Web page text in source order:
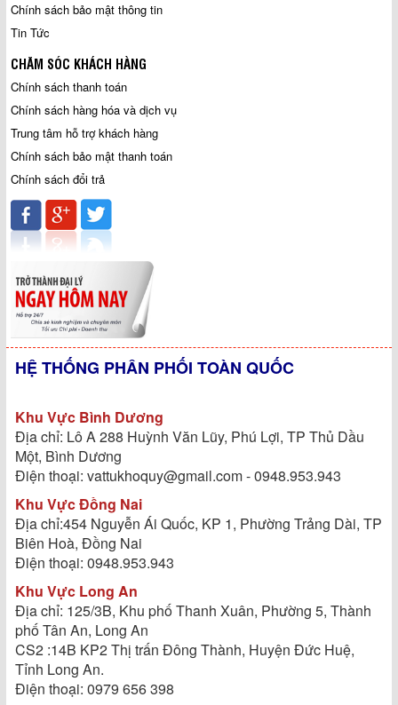
Chính sách bảo mật thông tin
Tin Tức
CHĂM SÓC KHÁCH HÀNG
Chính sách thanh toán
Chính sách hàng hóa và dịch vụ
Trung tâm hỗ trợ khách hàng
Chính sách bảo mật thanh toán
Chính sách đổi trả
HỆ THỐNG PHÂN PHỐI TOÀN QUỐC
Khu Vực Bình Dương
Địa chỉ: Lô A 288 Huỳnh Văn Lũy, Phú Lợi, TP Thủ Dầu
Một, Bình Dương
Điện thoại: vattukhoquy@gmail.com - 0948.953.943
Khu Vực Đồng Nai
Địa chỉ:454 Nguyễn Ái Quốc, KP 1, Phường Trảng Dài, TP
Biên Hoà, Đồng Nai
Điện thoại: 0948.953.943
Khu Vực Long An
Địa chỉ: 125/3B, Khu phố Thanh Xuân, Phường 5, Thành
phố Tân An, Long An
CS2 :14B KP2 Thị trấn Đông Thành, Huyện Đức Huệ,
Tỉnh Long An.
Điện thoại: 0979 656 398